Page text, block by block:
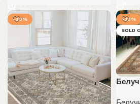
-30%
-30%
SOLD